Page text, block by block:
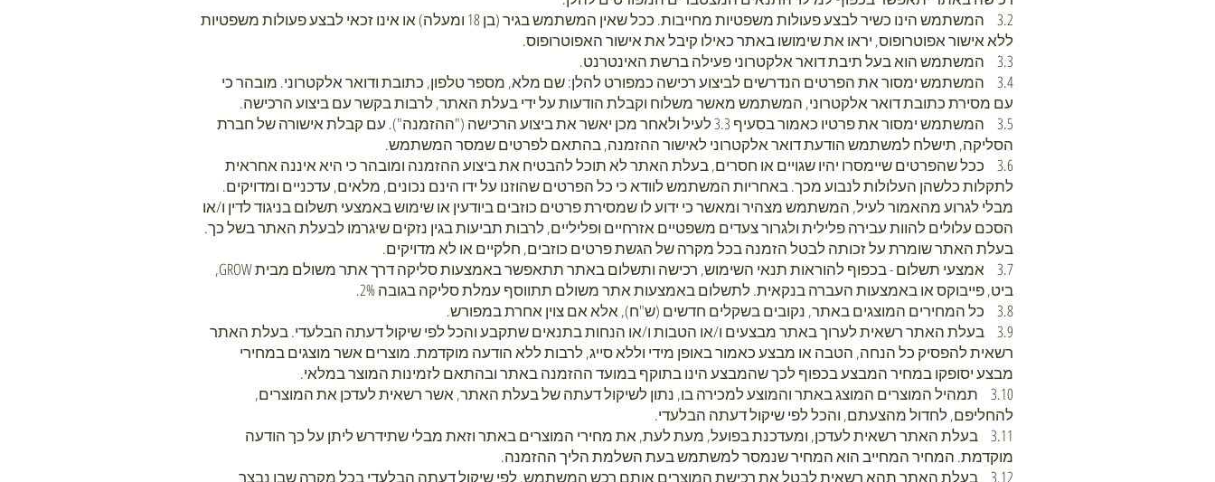
3.2 המשתמש הינו כשיר לבצע פעולות משפטיות מחייבות. ככל שאין המשתמש בגיר (בן 18 ומעלה) או אינו זכאי לבצע פעולות משפטיות
ללא אישור אפוטרופוס, יראו את שימושו באתר כאילו קיבל את אישור האפוטרופוס.
3.3 המשתמש הוא בעל תיבת דואר אלקטרוני פעילה ברשת האינטרנט.
3.4 המשתמש ימסור את הפרטים הנדרשים לביצוע רכישה כמפורט להלן: שם מלא, מספר טלפון, כתובת ודואר אלקטרוני. מובהר כי
עם מסירת כתובת דואר אלקטרוני, המשתמש מאשר משלוח וקבלת הודעות על ידי בעלת האתר, לרבות בקשר עם ביצוע הרכישה.
3.5 המשתמש ימסור את פרטיו כאמור בסעיף ‎3.3 לעיל ולאחר מכן יאשר את ביצוע הרכישה ("ההזמנה"). עם קבלת אישורה של חברת
הסליקה, תישלח למשתמש הודעת דואר אלקטרוני לאישור ההזמנה, בהתאם לפרטים שמסר המשתמש.
3.6 ככל שהפרטים שיימסרו יהיו שגויים או חסרים, בעלת האתר לא תוכל להבטיח את ביצוע ההזמנה ומובהר כי היא איננה אחראית
לתקלות כלשהן העלולות לנבוע מכך. באחריות המשתמש לוודא כי כל הפרטים שהוזנו על ידו הינם נכונים, מלאים, עדכניים ומדויקים.
מבלי לגרוע מהאמור לעיל, המשתמש מצהיר ומאשר כי ידוע לו שמסירת פרטים כוזבים ביודעין או שימוש באמצעי תשלום בניגוד לדין ו/או
הסכם עלולים להוות עבירה פלילית ולגרור צעדים משפטיים אזרחיים ופליליים, לרבות תביעות בגין נזקים שיגרמו לבעלת האתר בשל כך.
בעלת האתר שומרת על זכותה לבטל הזמנה בכל מקרה של הגשת פרטים כוזבים, חלקיים או לא מדויקים.
3.7 אמצעי תשלום - בכפוף להוראות תנאי השימוש, רכישה ותשלום באתר תתאפשר באמצעות סליקה דרך אתר משולם מבית GROW,
ביט, פייבוקס או באמצעות העברה בנקאית. לתשלום באמצעות אתר משולם תתווסף עמלת סליקה בגובה 2%.
3.8 כל המחירים המוצגים באתר, נקובים בשקלים חדשים (ש"ח), אלא אם צוין אחרת במפורש.
3.9 בעלת האתר רשאית לערוך באתר מבצעים ו/או הטבות ו/או הנחות בתנאים שתקבע והכל לפי שיקול דעתה הבלעדי. בעלת האתר
רשאית להפסיק כל הנחה, הטבה או מבצע כאמור באופן מידי וללא סייג, לרבות ללא הודעה מוקדמת. מוצרים אשר מוצגים במחירי
מבצע יסופקו במחיר המבצע בכפוף לכך שהמבצע הינו בתוקף במועד ההזמנה באתר ובהתאם לזמינות המוצר במלאי.
3.10 תמהיל המוצרים המוצג באתר והמוצע למכירה בו, נתון לשיקול דעתה של בעלת האתר, אשר רשאית לעדכן את המוצרים,
להחליפם, לחדול מהצעתם, והכל לפי שיקול דעתה הבלעדי.
3.11 בעלת האתר רשאית לעדכן, ומעדכנת בפועל, מעת לעת, את מחירי המוצרים באתר וזאת מבלי שתידרש ליתן על כך הודעה
מוקדמת. המחיר המחייב הוא המחיר שנמסר למשתמש בעת השלמת הליך ההזמנה.
3.12 בעלת האתר תהא רשאית לבטל את רכישת המוצרים אותם רכש המשתמש, לפי שיקול דעתה הבלעדי בכל מקרה שבו נבצר